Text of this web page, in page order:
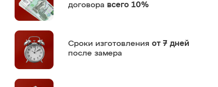
договора всего 10%
Сроки изготовления от 7 дней
после замера